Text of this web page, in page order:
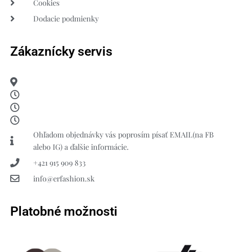
Cookies
Dodacie podmienky
Zákaznícky servis
Ohľadom objednávky vás poprosím písať EMAIL(na FB
alebo IG) a ďalšie informácie.
+421 915 909 833
info@erfashion.sk
Platobné možnosti